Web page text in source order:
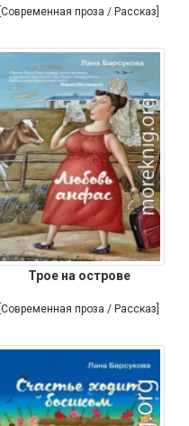
[Современная проза / Рассказ]
Трое на острове
[Современная проза / Рассказ]